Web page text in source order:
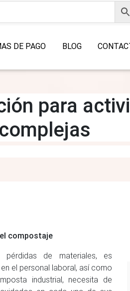
DE PAGO BLOG
para
compostaje
pérdidas de materiales, es
el personal laboral, así como
industrial, necesita de